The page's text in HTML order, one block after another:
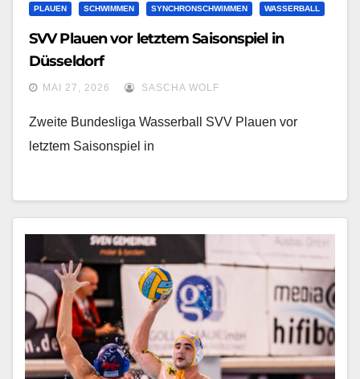
PLAUEN SCHWIMMEN SYNCHRONSCHWIMMEN WASSERBALL
SVV Plauen vor letztem Saisonspiel in
Düsseldorf
MAI 27, 2026 SASCHA WOLF
Zweite Bundesliga Wasserball SVV Plauen vor
letztem Saisonspiel in